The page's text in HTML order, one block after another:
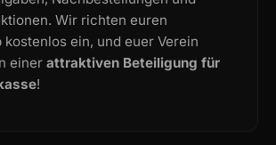
Wir richten euren
kostenlos ein, und euer Verein
einer attraktiven Beteiligung für
!